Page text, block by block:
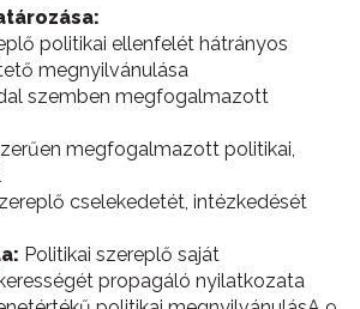
politikai ellenfelét hátrányos
megnyilvánulása
szemben megfogalmazott
megfogalmazott politikai,
cselekedetét, intézkedését
Politikai szereplő saját
propagáló nyilatkozata